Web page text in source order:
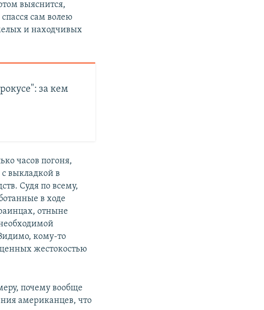
выяснится,
сам волею
и находчивых
за кем
часов погоня,
с выкладкой в
Судя по всему,
в ходе
отныне
кому-то
жестокостью
почему вообще
американцев, что